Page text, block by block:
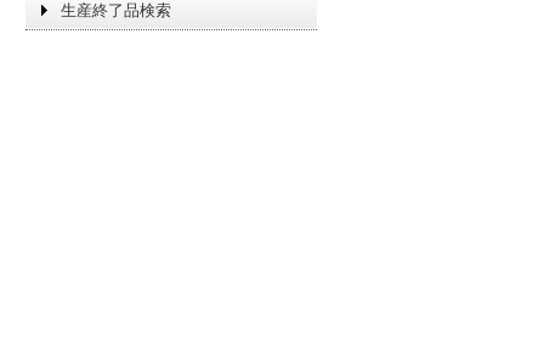
生産終了品検索